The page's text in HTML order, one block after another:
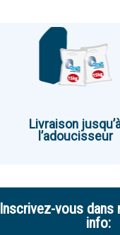
Livraison
l’adoucisseur
Inscrivez-vous dans
info: